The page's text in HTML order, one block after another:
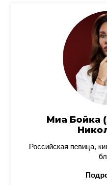
Миа Бойка
Российская певица,